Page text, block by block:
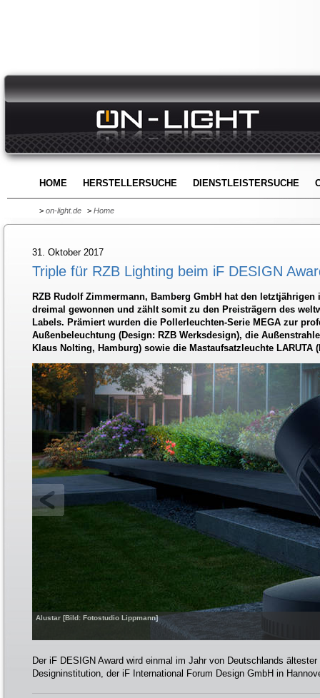
HOME HERSTELLERSUCHE DIENSTLEISTERSUCHE
> on-light.de > Home
31. Oktober 2017
Triple für RZB Lighting beim iF DESIGN
RZB Rudolf Zimmermann, Bamberg GmbH hat den letztjährigen
dreimal gewonnen und zählt somit zu den Preisträgern des
Labels. Prämiert wurden die Pollerleuchten-Serie MEGA zur
Außenbeleuchtung (Design: RZB Werksdesign), die
Klaus Nolting, Hamburg) sowie die Mastaufsatzleuchte LARUTA
Alustar [Bild: Fotostudio Lippmann]
Der iF DESIGN Award wird einmal im Jahr von Deutschlands ältester
Designinstitution, der iF International Forum Design GmbH in